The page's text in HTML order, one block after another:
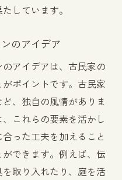
しています。
のアイデア
アイデアは、古民家の
ポイントです。古民家
、独自の風情がありま
これらの要素を活かし
った工夫を加えること
できます。例えば、伝
取り入れたり、庭を活